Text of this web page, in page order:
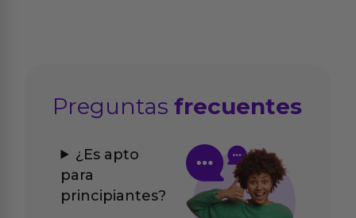
Preguntasfrecuentes
¿Es apto
para
principiantes?